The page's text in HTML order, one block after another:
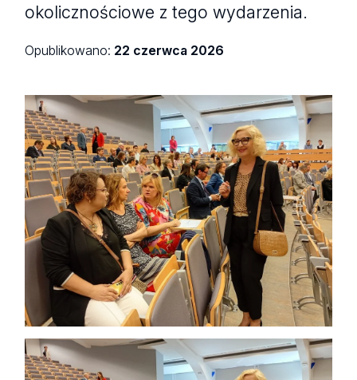
okolicznościowe z tego wydarzenia.
Opublikowano: 22 czerwca 2026